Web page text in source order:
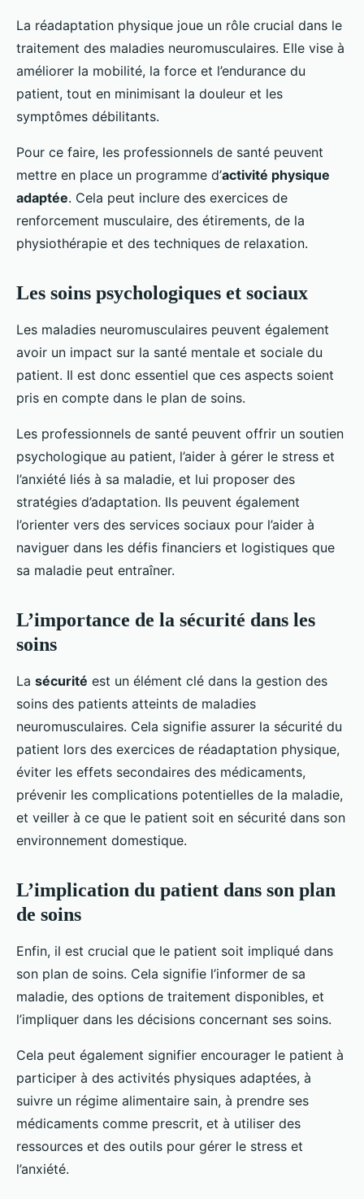
La réadaptation physique joue un rôle crucial dans le
traitement des maladies neuromusculaires. Elle vise à
améliorer la mobilité, la force et l’endurance du
patient, tout en minimisant la douleur et les
symptômes débilitants.
Pour ce faire, les professionnels de santé peuvent
mettre en place un programme d’activité physique
adaptée. Cela peut inclure des exercices de
renforcement musculaire, des étirements, de la
physiothérapie et des techniques de relaxation.
Les soins psychologiques et sociaux
Les maladies neuromusculaires peuvent également
avoir un impact sur la santé mentale et sociale du
patient. Il est donc essentiel que ces aspects soient
pris en compte dans le plan de soins.
Les professionnels de santé peuvent offrir un soutien
psychologique au patient, l’aider à gérer le stress et
l’anxiété liés à sa maladie, et lui proposer des
stratégies d’adaptation. Ils peuvent également
l’orienter vers des services sociaux pour l’aider à
naviguer dans les défis financiers et logistiques que
sa maladie peut entraîner.
L’importance de la sécurité dans les
soins
La sécurité est un élément clé dans la gestion des
soins des patients atteints de maladies
neuromusculaires. Cela signifie assurer la sécurité du
patient lors des exercices de réadaptation physique,
éviter les effets secondaires des médicaments,
prévenir les complications potentielles de la maladie,
et veiller à ce que le patient soit en sécurité dans son
environnement domestique.
L’implication du patient dans son plan
de soins
Enfin, il est crucial que le patient soit impliqué dans
son plan de soins. Cela signifie l’informer de sa
maladie, des options de traitement disponibles, et
l’impliquer dans les décisions concernant ses soins.
Cela peut également signifier encourager le patient à
participer à des activités physiques adaptées, à
suivre un régime alimentaire sain, à prendre ses
médicaments comme prescrit, et à utiliser des
ressources et des outils pour gérer le stress et
l’anxiété.